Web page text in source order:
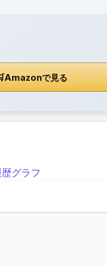
Amazonで見る